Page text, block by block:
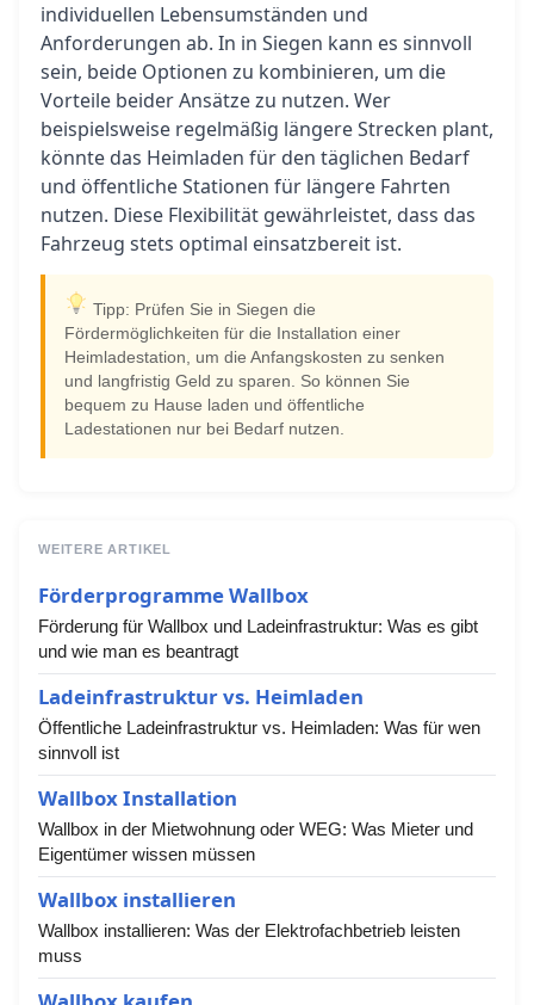
individuellen Lebensumständen und
Anforderungen ab. In in Siegen kann es sinnvoll
sein, beide Optionen zu kombinieren, um die
Vorteile beider Ansätze zu nutzen. Wer
beispielsweise regelmäßig längere Strecken plant,
könnte das Heimladen für den täglichen Bedarf
und öffentliche Stationen für längere Fahrten
nutzen. Diese Flexibilität gewährleistet, dass das
Fahrzeug stets optimal einsatzbereit ist.
Tipp: Prüfen Sie in Siegen die
Fördermöglichkeiten für die Installation einer
Heimladestation, um die Anfangskosten zu senken
und langfristig Geld zu sparen. So können Sie
bequem zu Hause laden und öffentliche
Ladestationen nur bei Bedarf nutzen.
WEITERE ARTIKEL
Förderprogramme Wallbox
Förderung für Wallbox und Ladeinfrastruktur: Was es gibt
und wie man es beantragt
Ladeinfrastruktur vs. Heimladen
Öffentliche Ladeinfrastruktur vs. Heimladen: Was für wen
sinnvoll ist
Wallbox Installation
Wallbox in der Mietwohnung oder WEG: Was Mieter und
Eigentümer wissen müssen
Wallbox installieren
Wallbox installieren: Was der Elektrofachbetrieb leisten
muss